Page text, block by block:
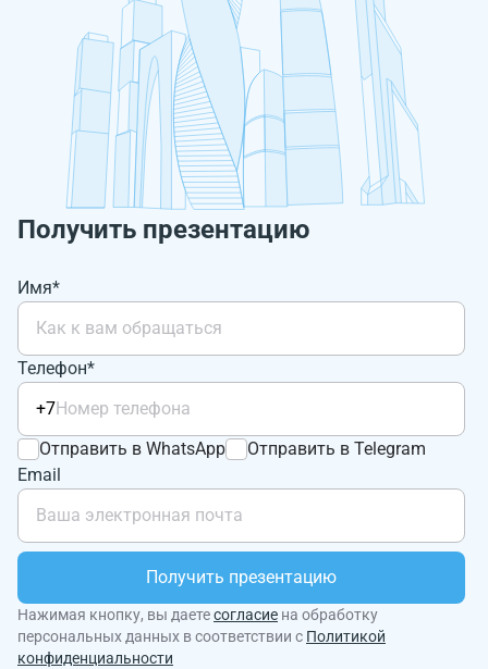
Получить презентацию
Имя*
Телефон*
+7
Отправить в WhatsApp
Отправить в Telegram
Email
Получить презентацию
Нажимая кнопку, вы даетесогласие на обработку
персональных данных в соответствии с Политикой
конфиденциальности